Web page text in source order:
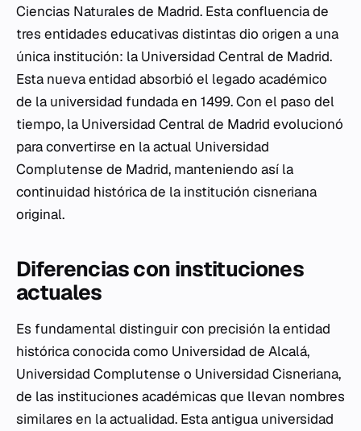
Ciencias Naturales de Madrid. Esta confluencia de
tres entidades educativas distintas dio origen a una
única institución: la Universidad Central de Madrid.
Esta nueva entidad absorbió el legado académico
de la universidad fundada en 1499. Con el paso del
tiempo, la Universidad Central de Madrid evolucionó
para convertirse en la actual Universidad
Complutense de Madrid, manteniendo así la
continuidad histórica de la institución cisneriana
original.
Diferencias con instituciones
actuales
Es fundamental distinguir con precisión la entidad
histórica conocida como Universidad de Alcalá,
Universidad Complutense o Universidad Cisneriana,
de las instituciones académicas que llevan nombres
similares en la actualidad. Esta antigua universidad